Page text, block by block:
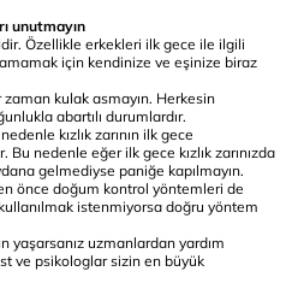
unutmayın
Özellikle erkekleri ilk gece ile ilgili
için kendinize ve eşinize biraz
zaman kulak asmayın. Herkesin
abartılı durumlardır.
kızlık zarının ilk gece
nedenle eğer ilk gece kızlık zarınızda
gelmediyse paniğe kapılmayın.
önce doğum kontrol yöntemleri de
istenmiyorsa doğru yöntem
yaşarsanız uzmanlardan yardım
ve psikologlar sizin en büyük